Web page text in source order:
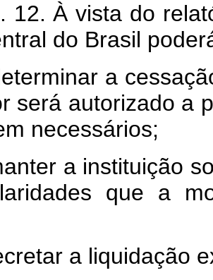
12. À vista do
do Brasil
a cessação
será autorizado a
necessários;
a instituição
que a
a liquidação